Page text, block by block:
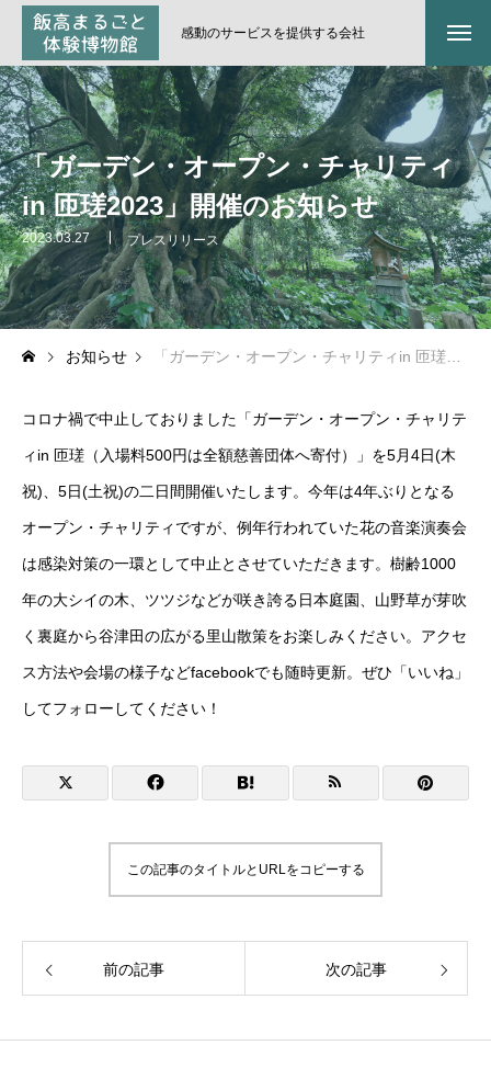
感動のサービスを提供する会社
「ガーデン・オープン・チャリティ
in 匝瑳2023」開催のお知らせ
2023.03.27 プレスリリース
お知らせ 「ガーデン・オープン・チャリティin 匝瑳2023」開催のお知らせ
コロナ禍で中止しておりました「ガーデン・オープン・チャリテ
ィin 匝瑳（入場料500円は全額慈善団体へ寄付）」を5月4日(木
祝)、5日(土祝)の二日間開催いたします。今年は4年ぶりとなる
オープン・チャリティですが、例年行われていた花の音楽演奏会
は感染対策の一環として中止とさせていただきます。樹齢1000
年の大シイの木、ツツジなどが咲き誇る日本庭園、山野草が芽吹
く裏庭から谷津田の広がる里山散策をお楽しみください。アクセ
ス方法や会場の様子などfacebookでも随時更新。ぜひ「いいね」
してフォローしてください！
この記事のタイトルとURLをコピーする
前の記事 次の記事